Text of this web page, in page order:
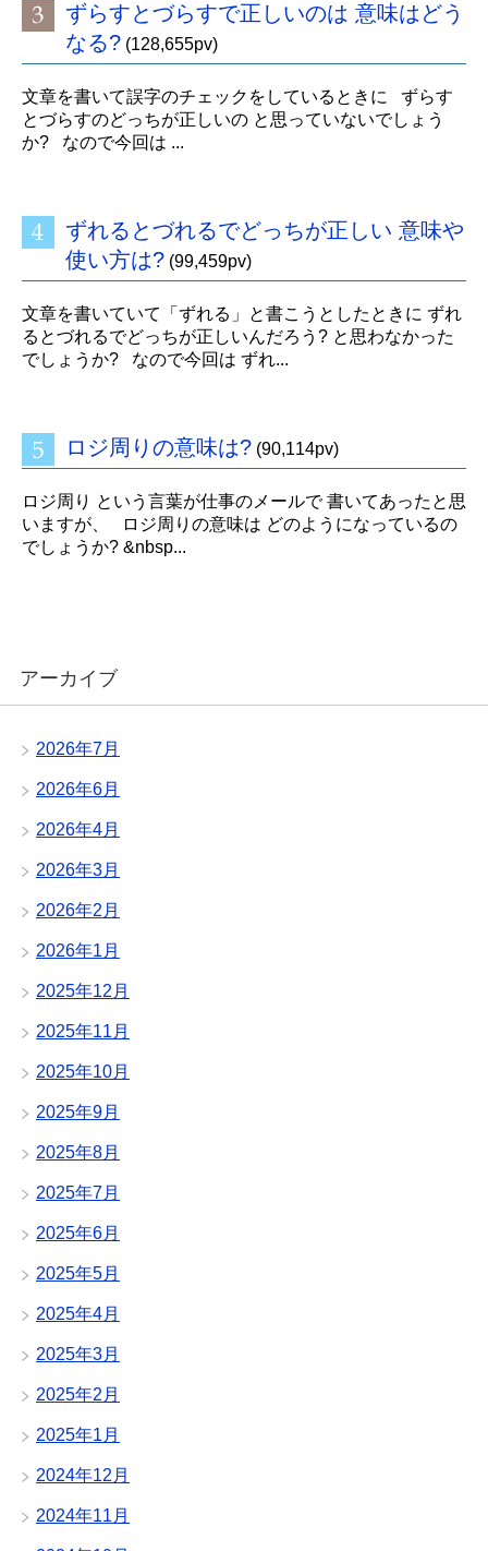
ずらすとづらすで正しいのは 意味はどう
なる? (128,655pv)
文章を書いて誤字のチェックをしているときに ずらす
とづらすのどっちが正しいの と思っていないでしょう
か? なので今回は ...
ずれるとづれるでどっちが正しい 意味や
使い方は? (99,459pv)
文章を書いていて「ずれる」と書こうとしたときに ずれ
るとづれるでどっちが正しいんだろう? と思わなかった
でしょうか? なので今回は ずれ...
ロジ周りの意味は? (90,114pv)
ロジ周り という言葉が仕事のメールで 書いてあったと思
いますが、 ロジ周りの意味は どのようになっているの
でしょうか? &nbsp...
アーカイブ
2026年7月
2026年6月
2026年4月
2026年3月
2026年2月
2026年1月
2025年12月
2025年11月
2025年10月
2025年9月
2025年8月
2025年7月
2025年6月
2025年5月
2025年4月
2025年3月
2025年2月
2025年1月
2024年12月
2024年11月